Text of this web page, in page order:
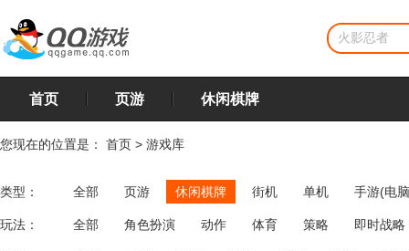
首页 页游 休闲棋牌
您现在的位置是： 首页 > 游戏库
类型： 全部 页游 休闲棋牌 街机 单机 手游(电
玩法： 全部 角色扮演 动作 体育 策略
即时战略